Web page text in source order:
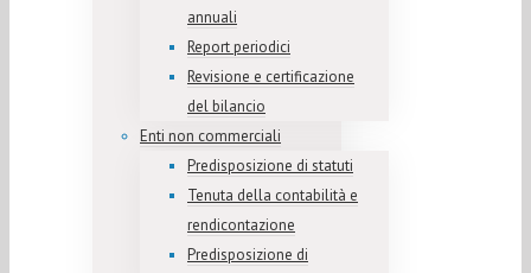
annuali
Report periodici
Revisione e certificazione
del bilancio
Enti non commerciali
Predisposizione di statuti
Tenuta della contabilità e
rendicontazione
Predisposizione di